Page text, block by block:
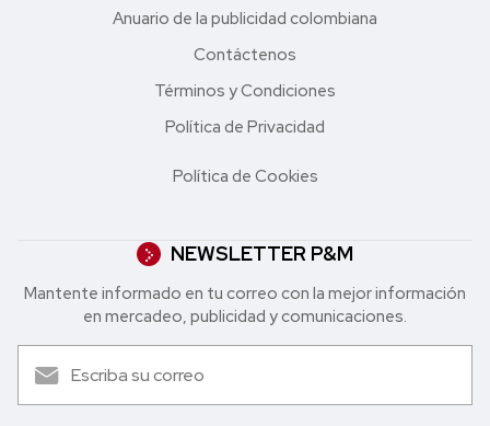
Anuario de la publicidad colombiana
Contáctenos
Términos y Condiciones
Política de Privacidad
Política de Cookies
NEWSLETTER P&M
Mantente informado en tu correo con la mejor in formación
en mercadeo, publicidad y comunicaciones.